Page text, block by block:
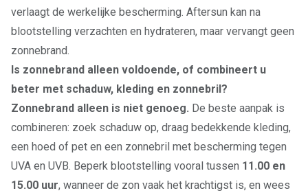
verlaagt de werkelijke bescherming. Aftersun kan na
blootstelling verzachten en hydrateren, maar vervangt geen
zonnebrand.
Is zonnebrand alleen voldoende, of combineert u
beter met schaduw, kleding en zonnebril?
Zonnebrand alleen is niet genoeg. De beste aanpak is
combineren: zoek schaduw op, draag bedekkende kleding,
een hoed of pet en een zonnebril met bescherming tegen
UVA en UVB. Beperk blootstelling vooral tussen 11.00 en
15.00 uur, wanneer de zon vaak het krachtigst is, en wees